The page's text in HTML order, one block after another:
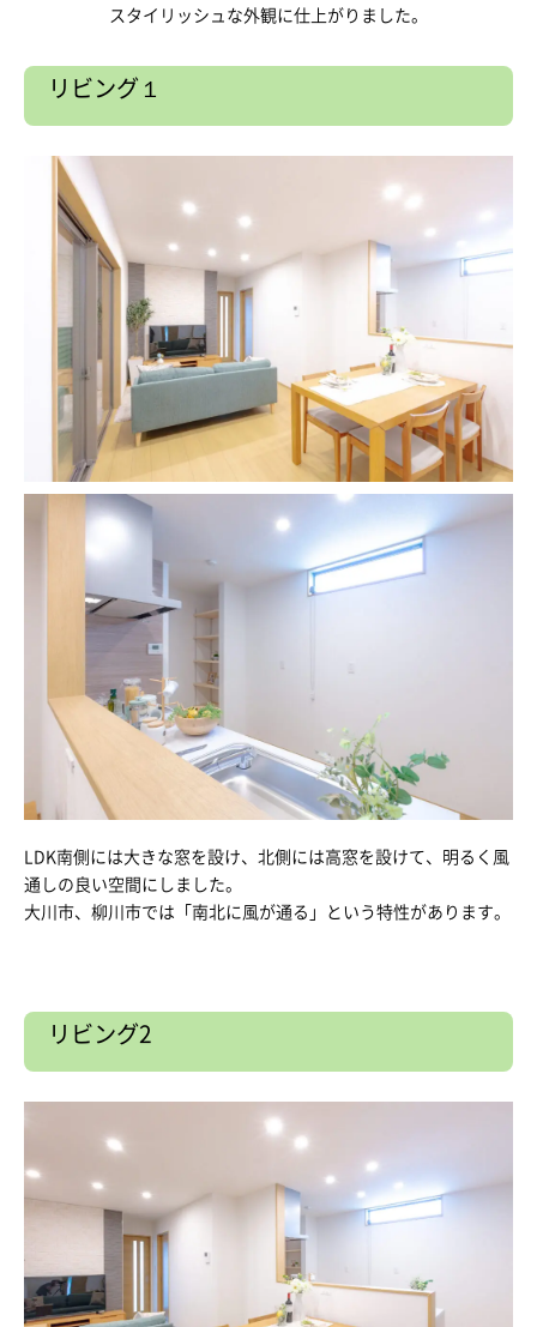
スタイリッシュな外観に仕上がりました。
リビング１
LDK南側には大きな窓を設け、北側には高窓を設けて、明るく風
通しの良い空間にしました。
大川市、柳川市では「南北に風が通る」という特性があります。
リビング2